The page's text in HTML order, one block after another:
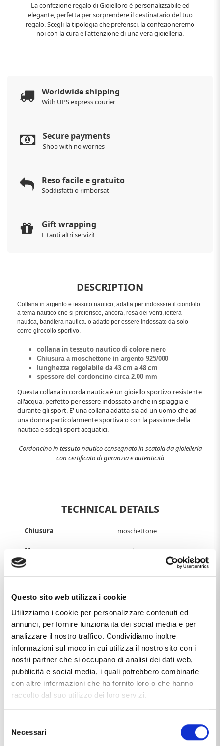
Questo sito web utilizza i cookie
Utilizziamo i cookie per personalizzare contenuti ed
annunci, per fornire funzionalità dei social media e per
analizzare il nostro traffico. Condividiamo inoltre
informazioni sul modo in cui utilizza il nostro sito con i
nostri partner che si occupano di analisi dei dati web,
pubblicità e social media, i quali potrebbero combinarle
con altre informazioni che ha fornito loro o che hanno
raccolto dal suo utilizzo dei loro servizi.
delNecessari
La confezione regalo di Gioielloro è personalizzabile ed
elegante, perfetta per sorprendere il destinatario del tuo
regalo. Scegli la tipologia che preferisci, la confezioneremo
noi con la cura e l'attenzione di una vera gioielleria.
Worldwide shipping
With UPS express courier
Secure payments
Shop with no worries
Reso facile e gratuito
Soddisfatti o rimborsati
Gift wrapping
E tanti altri servizi!
DESCRIPTION
Collana in argento e tessuto nautico, adatta per indossare il ciondolo
a tema nautico che si preferisce, ancora, rosa dei venti, lettera
nautica, bandiera nautica. o adatto per essere indossato da solo
come girocollo sportivo.
collana in tessuto nautico di colore nero
Chiusura a moschettone in argento 925/000
lunghezza regolabile da 43 cm a 48 cm
spessore del cordoncino circa 2.00 mm
Questa collana in corda nautica è un gioiello sportivo resistente
all'acqua, perfetto per essere indossato anche in spiaggia e
durante gli sport. E' una collana adatta sia ad un uomo che ad
una donna particolarmente sportiva o con la passione della
nautica e sdegli sport acquatici.
Cordoncino in tessuto nautico consegnato in scatola da gioielleria
con certificato di garanzia e autenticità
TECHNICAL DETAILS
Chiusura moschettone
Marca Nautica
Produzione made in Italy
Soggetto nautica
NAUTICO SPESSO 2 MM COLORE NERO, distributed by the
brandNAUTICA, that you find in the category
ACCESSORIES, and more specifically in the sub-category
ACCESSORIES
, It's a product that currently has availability
/ 10 GIORNI and the price of this product is